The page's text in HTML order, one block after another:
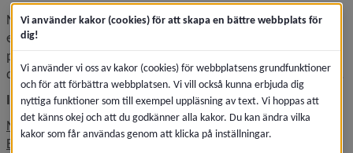
När du har tackat ja till ett erbjudande om plats i förskola
eller pedagogisk omsorg ska barnet börja den dag du fått
plats och därefter nyttja platsen. När du har fått plats finns
det regler och riktlinjer som du behöver känna till och följa.
Innehåll på denna sida:
När barnet ska börja förskolan
En vanlig dag på förskolan
Vi använder kakor (cookies) för att skapa en bättre webbplats för
dig!
Vi använder vi oss av kakor (cookies) för webbplatsens grundfunktioner
och för att förbättra webbplatsen. Vi vill också kunna erbjuda dig
nyttiga funktioner som till exempel uppläsning av text. Vi hoppas att
det känns okej och att du godkänner alla kakor. Du kan ändra vilka
kakor som får användas genom att klicka på inställningar.